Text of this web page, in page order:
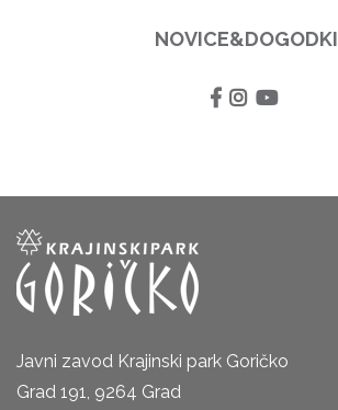
NOVICE&DOGODKI
Javni zavod Krajinski park Goričko
Grad 191, 9264 Grad